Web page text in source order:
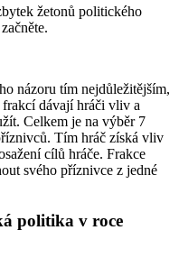
žetonů politického
názoru tím nejdůležitějším,
dávají hráči vliv a
Celkem je na výběr 7
Tím hráč získá vliv
cílů hráče. Frakce
svého příznivce z jedné
politika v roce